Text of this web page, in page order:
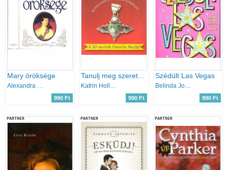
Mary öröksége
Alexandra Ripley
990 Ft
Tanulj meg szeretni! (Romantikus szerelmi történet)
Katrin Holland
990 Ft
Szédült Las Vegas
Belinda Jones
990 Ft
PARTNER PARTNER PARTNER